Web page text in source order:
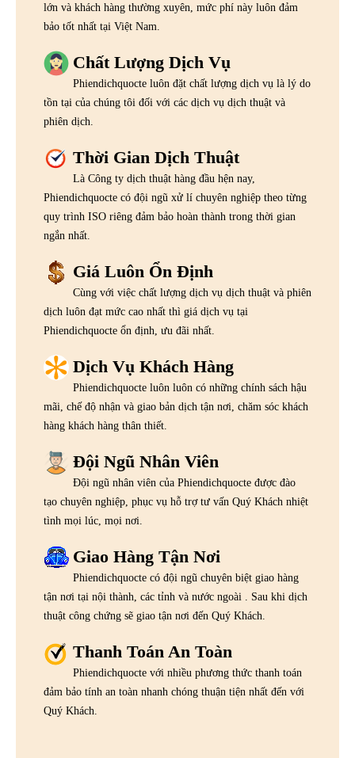
lớn và khách hàng thường xuyên, mức phí này luôn đảm
bảo tốt nhất tại Việt Nam.
Chất Lượng Dịch Vụ
Phiendichquocte luôn đặt chất lượng dịch vụ là lý do
tồn tại của chúng tôi đối với các dịch vụ dịch thuật và
phiên dịch.
Thời Gian Dịch Thuật
Là Công ty dịch thuật hàng đầu hện nay,
Phiendichquocte có đội ngũ xử lí chuyên nghiệp theo từng
quy trình ISO riêng đảm bảo hoàn thành trong thời gian
ngắn nhất.
Giá Luôn Ổn Định
Cùng với việc chất lượng dịch vụ dịch thuật và phiên
dịch luôn đạt mức cao nhất thì giá dịch vụ tại
Phiendichquocte ổn định, ưu đãi nhất.
Dịch Vụ Khách Hàng
Phiendichquocte luôn luôn có những chính sách hậu
mãi, chế độ nhận và giao bản dịch tận nơi, chăm sóc khách
hàng khách hàng thân thiết.
Đội Ngũ Nhân Viên
Đội ngũ nhân viên của Phiendichquocte được đào
tạo chuyên nghiệp, phục vụ hỗ trợ tư vấn Quý Khách nhiệt
tình mọi lúc, mọi nơi.
Giao Hàng Tận Nơi
Phiendichquocte có đội ngũ chuyên biệt giao hàng
tận nơi tại nội thành, các tỉnh và nước ngoài . Sau khi dịch
thuật công chứng sẽ giao tận nơi đến Quý Khách.
Thanh Toán An Toàn
Phiendichquocte với nhiều phương thức thanh toán
đảm bảo tính an toàn nhanh chóng thuận tiện nhất đến với
Quý Khách.